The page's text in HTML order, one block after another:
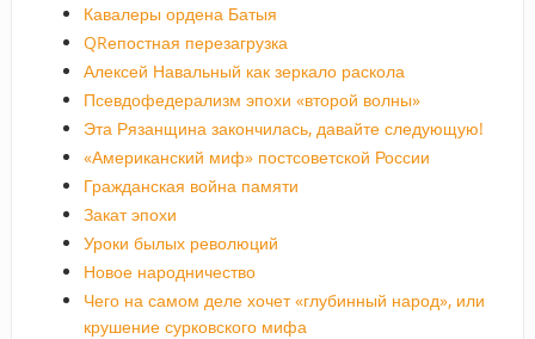
Кавалеры ордена Батыя
QRепостная перезагрузка
Алексей Навальный как зеркало раскола
Псевдофедерализм эпохи «второй волны»
Эта Рязанщина закончилась, давайте следующую!
«Американский миф» постсоветской России
Гражданская война памяти
Закат эпохи
Уроки былых революций
Новое народничество
Чего на самом деле хочет «глубинный народ», или
крушение сурковского мифа